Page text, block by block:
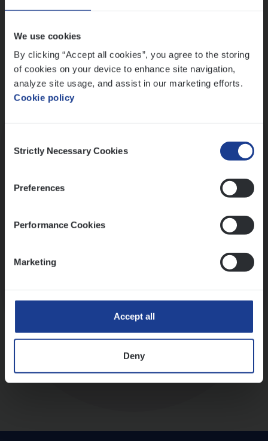
We use cookies
By clicking “Accept all cookies”, you agree to the storing
of cookies on your device to enhance site navigation,
analyze site usage, and assist in our marketing efforts.
Cookie policy
Selection
Strictly Necessary Cookies
Preferences
Performance Cookies
Marketing
Accept all
Deny